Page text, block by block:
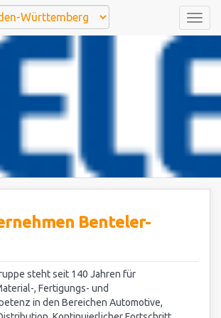
Benteler-
steht seit 140 Jahren für
, Fertigungs- und
in den Bereichen Automotive,